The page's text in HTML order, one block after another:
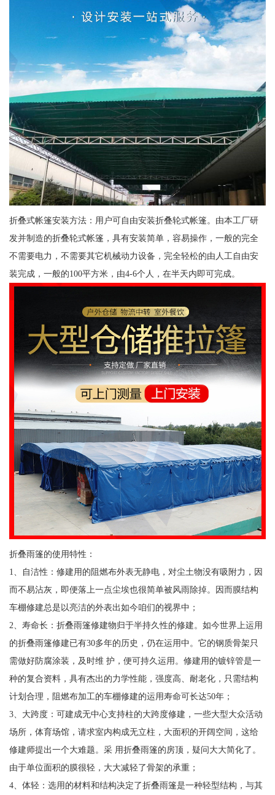
折叠式帐篷安装方法：用户可自由安装折叠轮式帐篷。由本工厂研
发并制造的折叠轮式帐篷，具有安装简单，容易操作，一般的完全
不需要电力，不需要其它机械动力设备，完全轻松的由人工自由安
装完成，一般的100平方米，由4-6个人，在半天内即可完成。
折叠雨篷的使用特性：
1、自洁性：修建用的阻燃布外表无静电，对尘土物没有吸附力，因
而不易沾灰，即便落上一点尘埃也很简单被风雨除掉。因而膜结构
车棚修建总是以亮洁的外表出如今咱们的视界中；
2、寿命长：折叠雨篷修建物归于半持久性的修建。如今世界上运用
的折叠雨篷修建已有30多年的历史，仍在运用中。它的钢质骨架只
需做好防腐涂装，及时维 护，便可持久运用。修建用的镀锌管是一
种的复合资料，具有杰出的力学性能，强度高、耐老化，只需结构
计划合理，阻燃布加工的车棚修建的运用寿命可长达50年；
3、大跨度：可建成无中心支持柱的大跨度修建，一些大型大众活动
场所，体育场馆，请求室内构成无立柱，大面积的开阔空间，这给
修建师提出一个大难题。采 用折叠雨篷的房顶，疑问大大简化了。
由于单位面积的膜很轻，大大减轻了骨架的承重；
4、体轻：选用的材料和结构决定了折叠雨篷是一种轻型结构，与其